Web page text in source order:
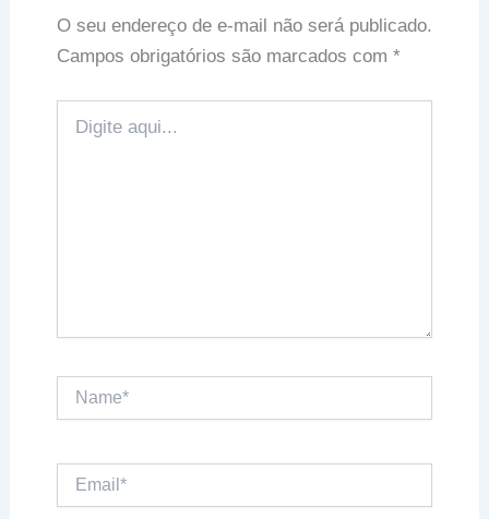
O seu endereço de e-mail não será publicado.
Campos obrigatórios são marcados com *
aqui...
Name*
Email*